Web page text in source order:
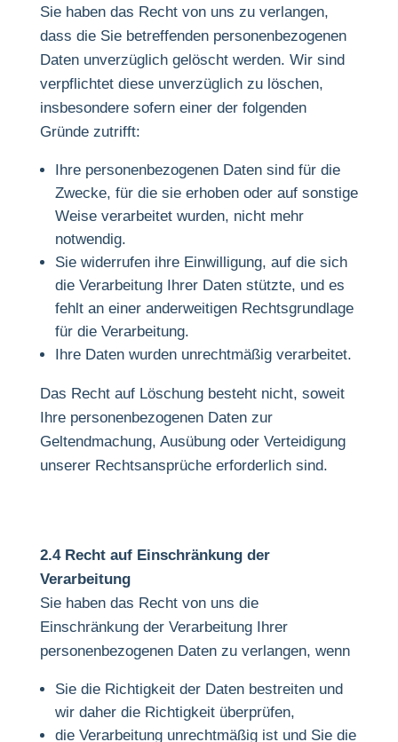
Sie haben das Recht von uns zu verlangen,
dass die Sie betreffenden personenbezogenen
Daten unverzüglich gelöscht werden. Wir sind
verpflichtet diese unverzüglich zu löschen,
insbesondere sofern einer der folgenden
Gründe zutrifft:
Ihre personenbezogenen Daten sind für die
Zwecke, für die sie erhoben oder auf sonstige
Weise verarbeitet wurden, nicht mehr
notwendig.
Sie widerrufen ihre Einwilligung, auf die sich
die Verarbeitung Ihrer Daten stützte, und es
fehlt an einer anderweitigen Rechtsgrundlage
für die Verarbeitung.
Ihre Daten wurden unrechtmäßig verarbeitet.
Das Recht auf Löschung besteht nicht, soweit
Ihre personenbezogenen Daten zur
Geltendmachung, Ausübung oder Verteidigung
unserer Rechtsansprüche erforderlich sind.
2.4 Recht auf Einschränkung der
Verarbeitung
Sie haben das Recht von uns die
Einschränkung der Verarbeitung Ihrer
personenbezogenen Daten zu verlangen, wenn
Sie die Richtigkeit der Daten bestreiten und
wir daher die Richtigkeit überprüfen,
die Verarbeitung unrechtmäßig ist und Sie die